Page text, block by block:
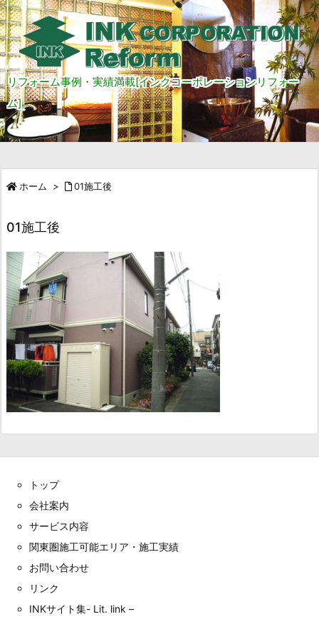
リフォーム事例・実績満載[インクコーポレーションリフォー
ム]
ホーム > 01施工後
01施工後
トップ
会社案内
サービス内容
関東圏施工可能エリア・施工実績
お問い合わせ
リンク
INKサイト集- Lit. link –